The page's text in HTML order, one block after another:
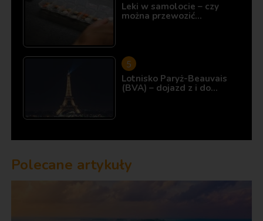
Leki w samolocie – czy
można przewozić…
Lotnisko Paryż-Beauvais
(BVA) – dojazd z i do…
Polecane artykuły